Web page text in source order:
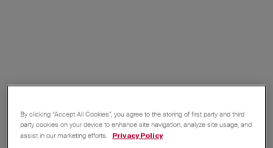
By clicking “Accept All Cookies”, you agree to the storing of first party and third
party cookies on your device to enhance site navigation, analyze site usage, and
assist in our marketing efforts.
Privacy Policy